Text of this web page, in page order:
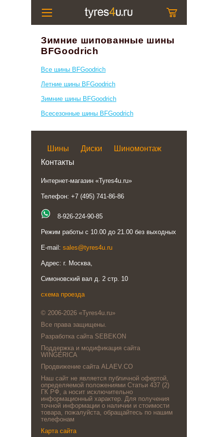
Зимние шипованные шины
BFGoodrich
Все шины BFGoodrich
Летние шины BFGoodrich
Зимние шины BFGoodrich
Всесезонные шины BFGoodrich
Шины Диски
Шиномонтаж
Контакты
Интернет-магазин «Tyres4u.ru»
Телефон: +7 (495) 741-86-86
8-926-224-90-85
Режим работы с 10.00 до 21.00 без выходных
E-mail: sales@tyres4u.ru
Адрес: г. Москва,
Симоновский вал д. 2 стр. 10
схема проезда
© 2006-2026 «Tyres4u.ru»
Все права защищены.
Разработка сайта SEBEKON
Поддержка и модификация сайта
WINGERICA
Продвижение сайта ALAEV.CO
Наш сайт не является публичной офертой,
определяемой положениями Статьи 437 (2)
ГК РФ, а носит исключительно
информационный характер. Для получения
точной информации о наличии и стоимости
товара, пожалуйста, обращайтесь по нашим
телефонам
Карта сайта